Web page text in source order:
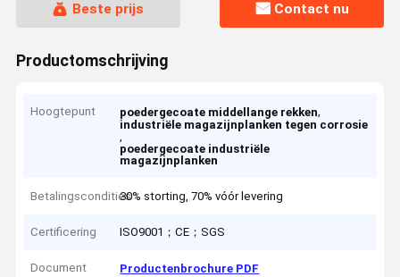
Beste prijs Contact nu
Productomschrijving
Hoogtepunt poedergecoate middellange rekken,
industriële magazijnplanken tegen corrosie
,
poedergecoate industriële
magazijnplanken
Betalingscondities30% storting, 70% vóór levering
Certificering ISO9001；CE；SGS
Document Productenbrochure PDF